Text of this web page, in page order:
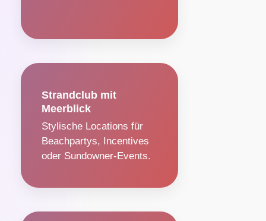
Strandclub mit
Meerblick
Stylische Locations für
Beachpartys, Incentives
oder Sundowner-Events.